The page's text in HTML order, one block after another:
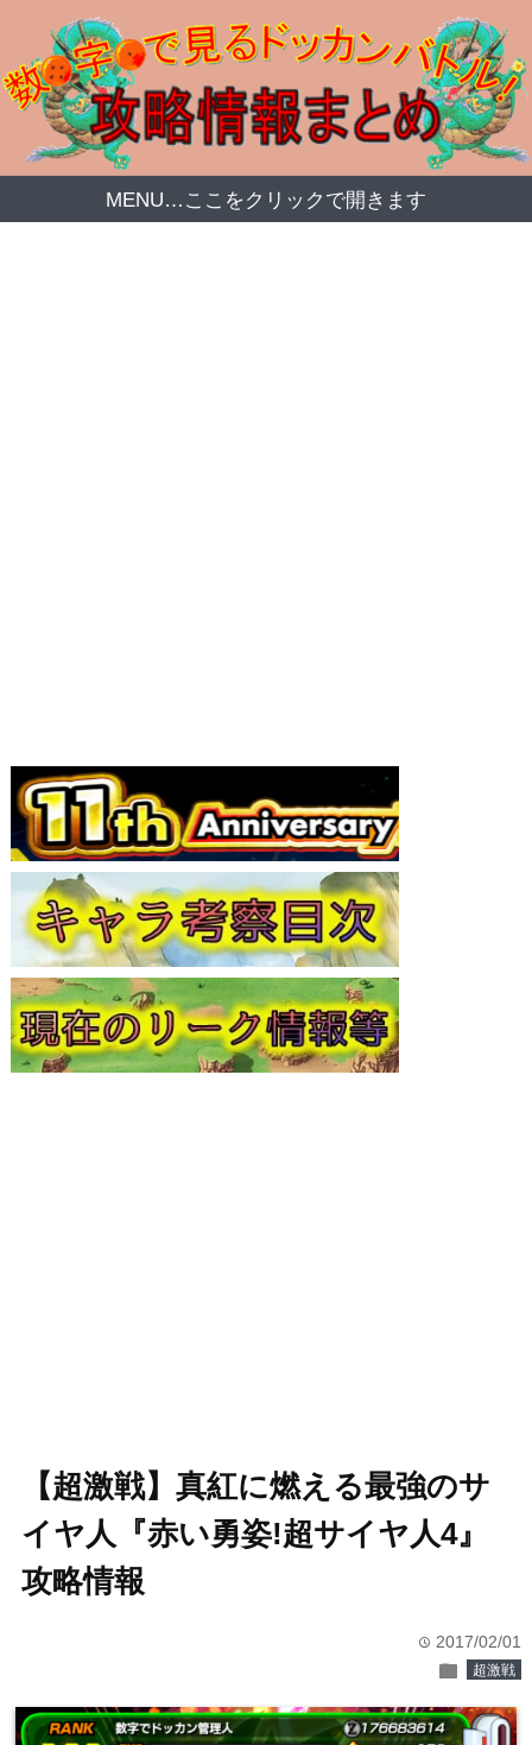
MENU…ここをクリックで開きます
【超激戦】真紅に燃える最強のサ
イヤ人『赤い勇姿!超サイヤ人4』
攻略情報
time 2017/02/01
folder 超激戦